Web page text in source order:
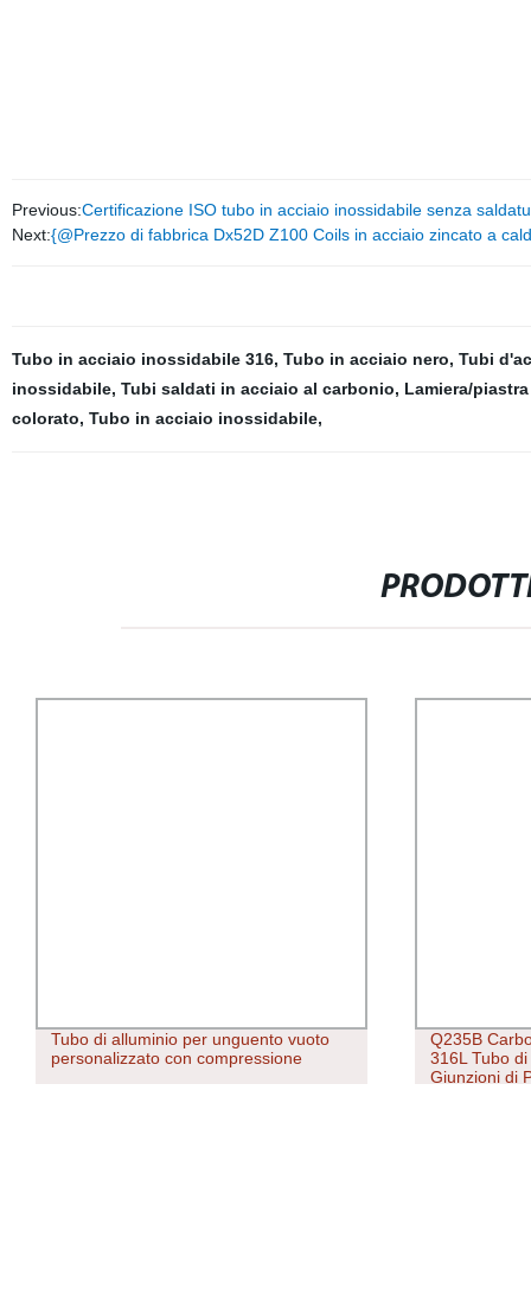
Previous:Certificazione ISO tubo in acciaio inossidabile senza
Next:{@Prezzo di fabbrica Dx52D Z100 Coils in acciaio zincato a
Tubo in acciaio inossidabile 316, Tubo in acciaio nero, Tubi
inossidabile, Tubi saldati in acciaio al carbonio, Lamiera/
colorato, Tubo in acciaio inossidabile,
Tubo di alluminio per unguento vuoto
personalizzato con compressione
Q235B
316L Tubo
Giunzioni di